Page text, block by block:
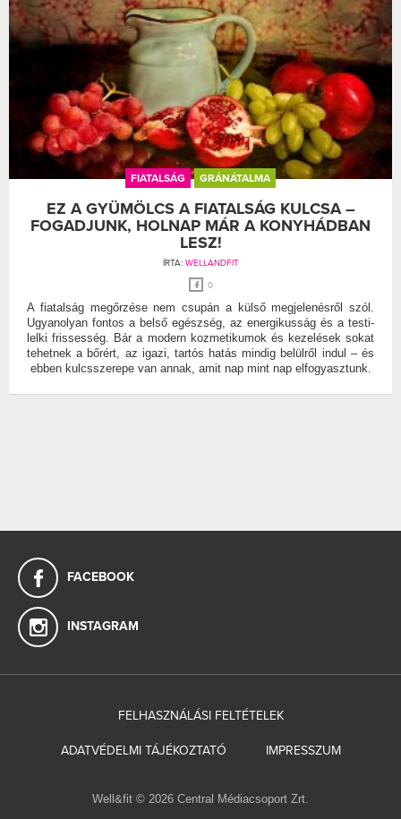
FIATALSÁG GRÁNÁTALMA
EZ A GYÜMÖLCS A FIATALSÁG KULCSA –
FOGADJUNK, HOLNAP MÁR A KONYHÁDBAN
LESZ!
ÍRTA: WELLANDFIT
0
A fiatalság megőrzése nem csupán a külső megjelenésről szól.
Ugyanolyan fontos a belső egészség, az energikusság és a testi-
lelki frissesség. Bár a modern kozmetikumok és kezelések sokat
tehetnek a bőrért, az igazi, tartós hatás mindig belülről indul – és
ebben kulcsszerepe van annak, amit nap mint nap elfogyasztunk.
FACEBOOK
INSTAGRAM
FELHASZNÁLÁSI FELTÉTELEK
ADATVÉDELMI TÁJÉKOZTATÓ IMPRESSZUM
Well&fit © 2026 Central Médiacsoport Zrt.